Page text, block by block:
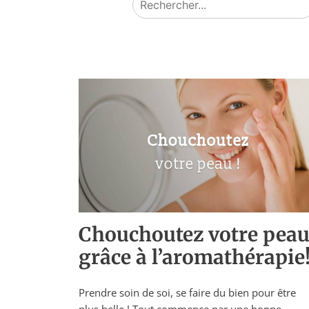
Chouchoutez votre peau
grâce à
Prendre soin de soi, se faire du bien pour être